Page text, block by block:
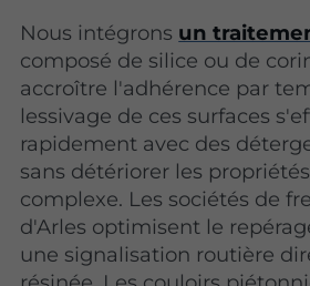
Nous intégrons un
composé de silice ou de
accroître l'adhérence par
lessivage de ces surfaces
rapidement avec des
sans détériorer les
complexe. Les sociétés de
d'Arles optimisent le
une signalisation routière